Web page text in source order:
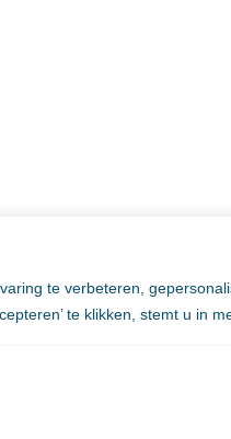
te verbeteren,
te klikken, stemt u in